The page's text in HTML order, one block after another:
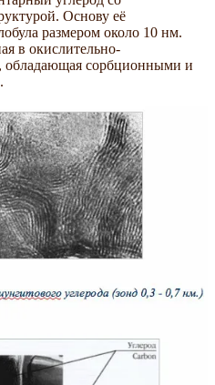
Основу её
размером около 10 нм.
в окислительно-
обладающая сорбционными и